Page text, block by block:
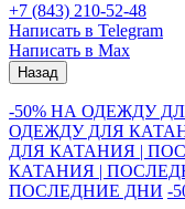
+7 (843) 210-52-48
Написать в Telegram
Написать в Max
Назад
-50% НА ОДЕЖДУ
ОДЕЖДУ ДЛЯ
ДЛЯ КАТАНИЯ |
КАТАНИЯ |
ПОСЛЕДНИЕ ДНИ -